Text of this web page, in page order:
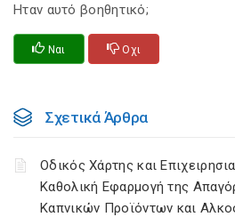
Ηταν αυτό βοηθητικό;
Ναι Οχι
Σχετικά Άρθρα
Οδικός Χάρτης και
Καθολική Εφαρμογή της
Καπνικών Προϊόντων και